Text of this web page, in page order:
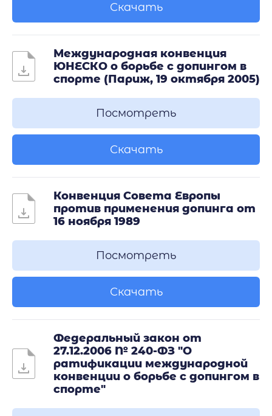
Скачать
Международная конвенция
ЮНЕСКО о борьбе с допингом в
спорте (Париж, 19 октября 2005)
Посмотреть
Скачать
Конвенция Совета Европы
против применения допинга от
16 ноября 1989
Посмотреть
Скачать
Федеральный закон от
27.12.2006 № 240-ФЗ "О
ратификации международной
конвенции о борьбе с допингом в
спорте"